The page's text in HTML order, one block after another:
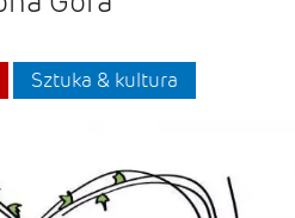
Sztuka & kultura